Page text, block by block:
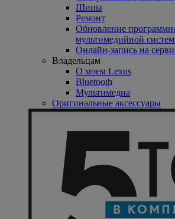
Шины
Ремонт
Обновление
мультимедийной
Онлайн-запись на
Владельцам
O моем Lexus
Bluetooth
Mультимедиа
Оригинальные аксессуары